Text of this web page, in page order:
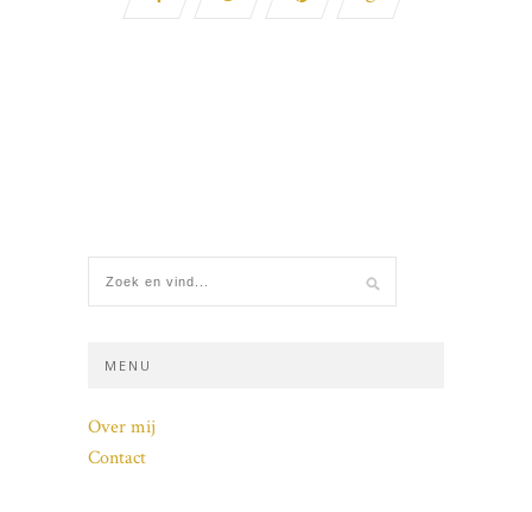
MENU
Over mij
Contact